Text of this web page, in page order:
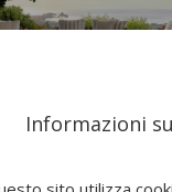
Informazioni